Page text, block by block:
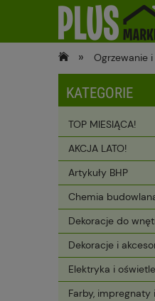
» Ogrzewanie
KATEGORIE
TOP MIESIĄCA!
AKCJA LATO!
Artykuły BHP
Chemia
Dekoracje do
Dekoracje i
Elektryka i
Farby,